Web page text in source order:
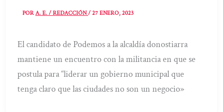
PORA. E. / REDACCIÓN/27 ENERO, 2023
El candidato de Podemos a la alcaldía donostiarra
mantiene un encuentro con la militancia en que se
postula para “liderar un gobierno municipal que
tenga claro que las ciudades no son un negocio»